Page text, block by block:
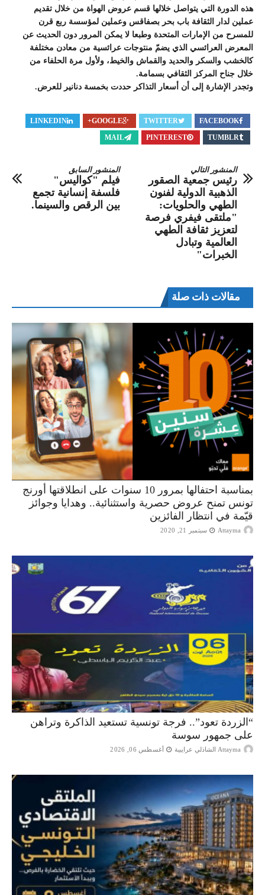
هذه الدورة التي يتواصل خلالها قسم عروض الهواة من خلال تقديم
عملين لدار الثقافة باب بحر بصفاقس وعملين لمؤسسة ربع قرن
للمسرح من الإمارات المتحدة وطبعا لا يمكن المرور دون الحديث عن
المعرض العرائسي الذي يضمّ منتوجات عرائسية من معادن مختلفة
كالخشب والسكر والحديد والقماش والخيط، ولأول مرة الحلفاء من
خلال جناح المركز الثقافي بسمامة.
وتجدر الإشارة إلى أن أسعار التذاكر حددت بخمسة دنانير للعرض.
FACEBOOK
TWITTER
GOOGLE+
LINKEDIN
TUMBLR
PINTEREST
MAIL
المنشور السابق
فيلم "كواليس"
فلسفة إنسانية تجمع
بين الرقص والسينما.
المنشور التالي
رئيس جمعية الصقور
الذهبية الدولية لفنون
الطهي والحلويات:
"ملتقى فيفري فرصة
لتعزيز ثقافة الطهي
العالمية وتبادل
الخبرات"
مقالات ذات صلة
بمناسبة احتفالها بمرور 10 سنوات على انطلاقتها أورنج
تونس تمنح عروض حصرية واستثنائية.. وهدايا وجوائز
قيّمة في انتظار الفائزين
Attayma سبتمبر 21, 2020
“الزردة تعود”.. فرجة تونسية تستعيد الذاكرة وتراهن
على جمهور سوسة
Attayma الشاذلي عرايبية أغسطس 06, 2026